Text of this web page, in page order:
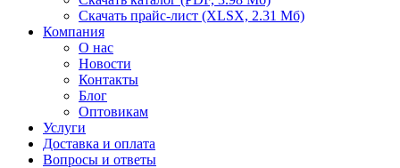
Скачать прайс-лист (XLSX, 2.31 Мб)
Компания
О нас
Новости
Контакты
Блог
Оптовикам
Услуги
Доставка и оплата
Вопросы и ответы